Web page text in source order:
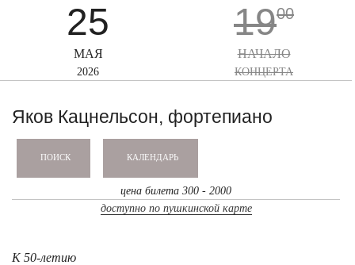
25
МАЯ
2026
1900
НАЧАЛО
КОНЦЕРТА
Яков Кацнельсон, фортепиано
ПОИСК КАЛЕНДАРЬ
цена билета 300 - 2000
доступно по пушкинской карте
К 50-летию